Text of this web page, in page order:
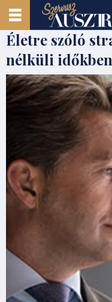
Életre szóló
nélküli